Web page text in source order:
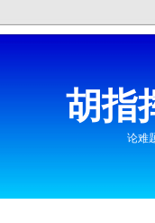
胡指
论难